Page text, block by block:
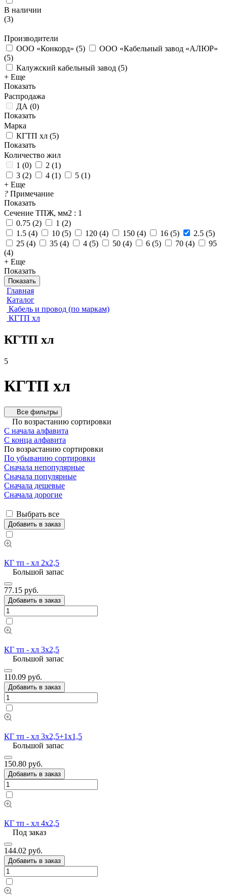
В наличии
(3)
Производители
ООО «Конкорд» (5)
ООО «Кабельный завод «АЛЮР»
(5)
Калужский кабельный завод (5)
+ Еще
Показать
Распродажа
ДА (0)
Показать
Марка
КГТП хл (5)
Показать
Количество жил
1 (0) 2 (1)
3 (2) 4 (1) 5 (1)
+ Еще
? Примечание
Показать
Сечение ТПЖ, мм2 : 1
0.75 (2) 1 (2)
1.5 (4) 10 (5) 120 (4) 150 (4) 16 (5) 2.5 (5)
25 (4) 35 (4) 4 (5) 50 (4) 6 (5) 70 (4)
95
(4)
+ Еще
Показать
Показать
Главная
Каталог
Кабель и провод (по маркам)
КГТП хл
КГТП хл
5
КГТП хл
Все фильтры
По возрастанию сортировки
С начала алфавита
С конца алфавита
По возрастанию сортировки
По убыванию сортировки
Сначала непопулярные
Сначала популярные
Сначала дешевые
Сначала дорогие
Выбрать все
Добавить в заказ
КГ тп - хл 2х2,5
Большой запас
77.15 руб.
Добавить в заказ
КГ тп - хл 3х2,5
Большой запас
110.09 руб.
Добавить в заказ
КГ тп - хл 3х2,5+1х1,5
Большой запас
150.80 руб.
Добавить в заказ
КГ тп - хл 4х2,5
Под заказ
144.02 руб.
Добавить в заказ